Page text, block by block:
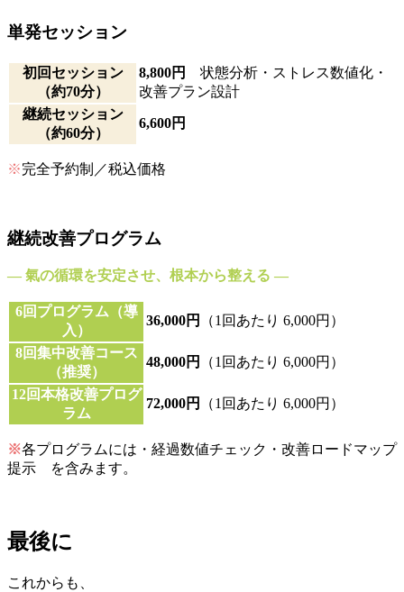
単発セッション
初回セッション
（約70分）
8,800円
状態分析・ストレス数値化・
改善プラン設計
継続セッション
（約60分）
6,600円
※完全予約制／税込価格
継続改善プログラム
― 氣の循環を安定させ、根本から整える ―
6回プログラム（導
入）
36,000円 （1回あたり 6,000円）
8回集中改善コース
（推奨）
48,000円 （1回あたり 6,000円）
12回本格改善プログ
ラム
72,000円 （1回あたり 6,000円）
※各プログラムには・経過数値チェック・改善ロードマップ
提示 を含みます。
最後に
これからも、